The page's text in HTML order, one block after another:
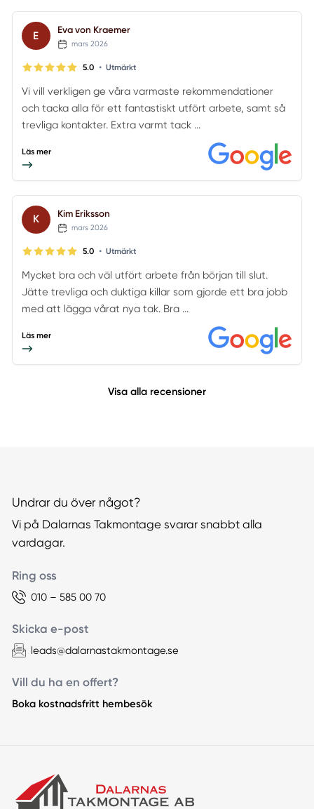
E Eva von Kraemer
mars 2026
5.0 • Utmärkt
Vi vill verkligen ge våra varmaste rekommendationer
och tacka alla för ett fantastiskt utfört arbete, samt så
trevliga kontakter. Extra varmt tack ...
Läs mer
K Kim Eriksson
mars 2026
5.0 • Utmärkt
Mycket bra och väl utfört arbete från början till slut.
Jätte trevliga och duktiga killar som gjorde ett bra jobb
med att lägga vårat nya tak. Bra ...
Läs mer
Visa alla recensioner
Undrar du över något?
Vi på Dalarnas Takmontage svarar snabbt alla
vardagar.
Ring oss
010 – 585 00 70
Skicka e-post
leads@dalarnastakmontage.se
Vill du ha en offert?
Boka kostnadsfritt hembesök